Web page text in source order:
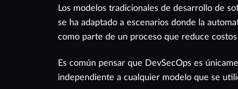
Los modelos tradicionales de desarrollo de
se ha adaptado a escenarios donde la
como parte de un proceso que reduce
Es común pensar que DevSecOps es
independiente a cualquier modelo que se